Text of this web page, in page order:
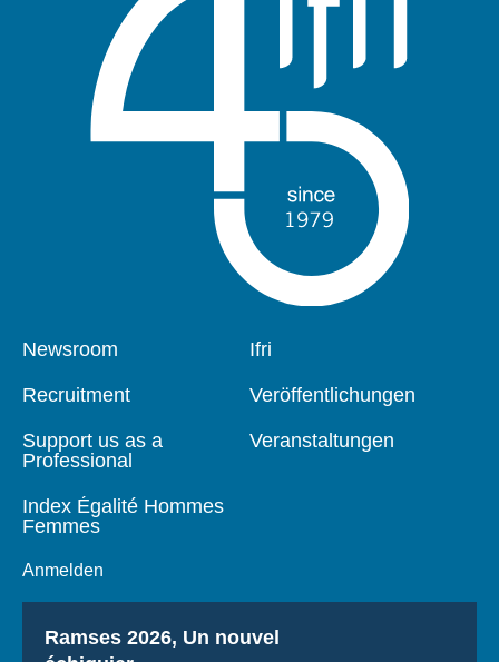
Pied
Newsroom
Recruitment
Support us as a
Professional
Index Égalité Hommes
Femmes
Anmelden
Navigation
Ifri
Veröffentlichungen
Veranstaltungen
Titre
Ramses 2026, Un nouvel